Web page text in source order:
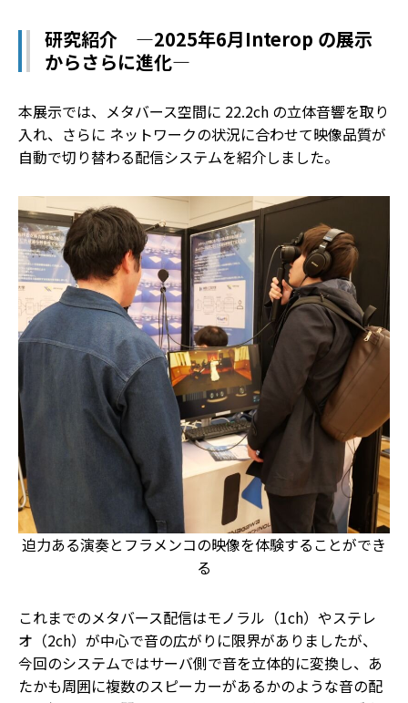
研究紹介 ―2025年6月Interop の展示
からさらに進化―
本展示では、メタバース空間に 22.2ch の立体音響を取り
入れ、さらに ネットワークの状況に合わせて映像品質が
自動で切り替わる配信システムを紹介しました。
迫力ある演奏とフラメンコの映像を体験することができ
る
これまでのメタバース配信はモノラル（1ch）やステレ
オ（2ch）が中心で音の広がりに限界がありましたが、
今回のシステムではサーバ側で音を立体的に変換し、あ
たかも周囲に複数のスピーカーがあるかのような音の配